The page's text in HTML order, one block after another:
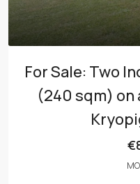
For Sale: Two
(240 sqm) on